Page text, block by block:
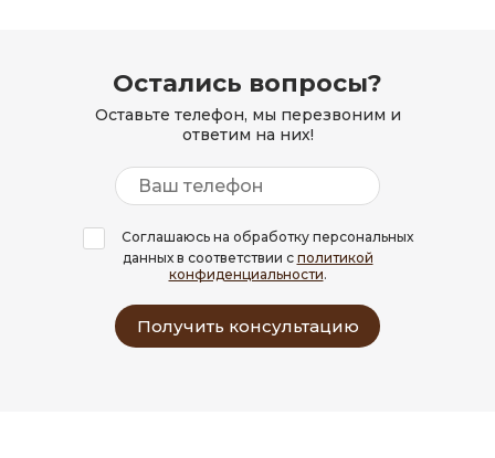
Остались вопросы?
Оставьте телефон, мы перезвоним и
ответим на них!
Соглашаюсь на обработку персональных
данных в соответствии с политикой
конфиденциальности.
Получить консультацию